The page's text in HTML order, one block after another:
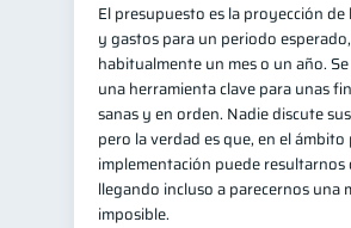
El presupuesto es la proyección de
y gastos para un periodo esperado,
habitualmente un mes o un año.
una herramienta clave para unas
sanas y en orden. Nadie discute
pero la verdad es que, en el ámbito
implementación puede resultarnos
llegando incluso a parecernos una
imposible.